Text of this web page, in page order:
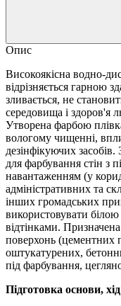
Опис
Високоякісна водно-
відрізняється гарною
зливається, не
середовища і здоров'я
Утворена фарбою
вологому чищенні,
дезінфікуючих
для фарбування стін з
навантаженням (у
адміністративних та
інших громадських
використовувати
відтінками.
поверхонь (цементних
оштукатурених,
під фарбування,
Підготовка основи, хід